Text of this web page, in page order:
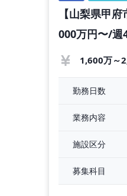
【勤務エリ
自宅から60
美容外科・
・オペ数：2-
（プチ整形が
【給 与
3,000万円～
（実績に伴
【山梨県甲
000万円〜/週
1,600万～
勤務日数
業務内容
施設区分
募集科目